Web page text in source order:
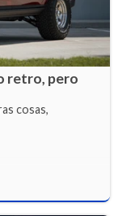
retro, pero
cosas,